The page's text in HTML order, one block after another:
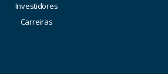
Investidores
Carreiras